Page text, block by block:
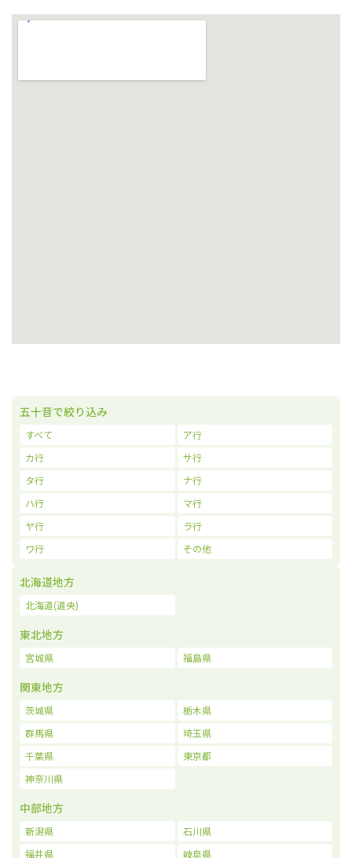
五十音で絞り込み
すべて
ア行
カ行
サ行
タ行
ナ行
ハ行
マ行
ヤ行
ラ行
ワ行
その他
北海道地方
北海道(道央)
東北地方
宮城県 福島県
関東地方
茨城県
栃木県
群馬県
埼玉県
千葉県
東京都
神奈川県
中部地方
新潟県
石川県
福井県
岐阜県